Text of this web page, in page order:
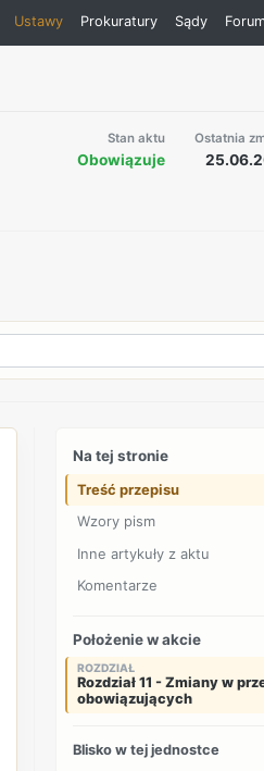
Ustawy Prokuratury Sądy
Stan aktu
Obowiązuje
Ostatnia
Na tej stronie
Treść przepisu
Wzory pism
Inne artykuły z aktu
Komentarze
Położenie w akcie
ROZDZIAŁ
Rozdział 11 - Zmiany w
obowiązujących
Blisko w tej jednostce